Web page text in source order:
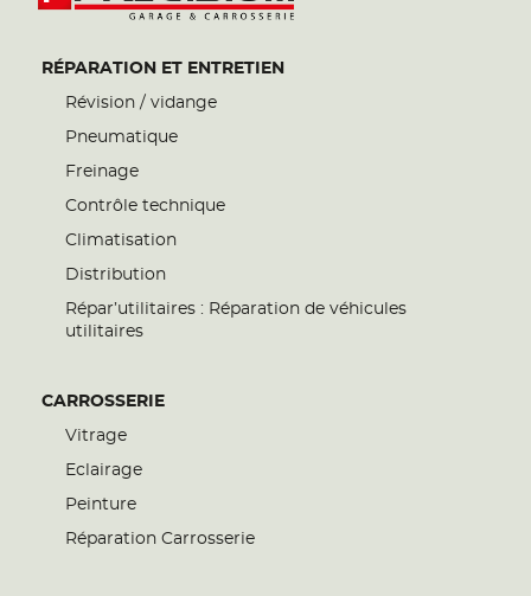
RÉPARATION ET ENTRETIEN
Révision / vidange
Pneumatique
Freinage
Contrôle technique
Climatisation
Distribution
Répar’utilitaires : Réparation de véhicules
utilitaires
CARROSSERIE
Vitrage
Eclairage
Peinture
Réparation Carrosserie